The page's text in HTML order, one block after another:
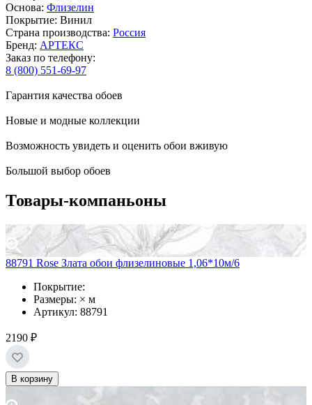
Основа: Флизелин
Покрытие: Винил
Страна производства: Россия
Бренд: АРТЕКС
Заказ по телефону:
8 (800) 551-69-97
Гарантия качества обоев
Новые и модные коллекции
Возможность увидеть и оценить обои вживую
Большой выбор обоев
Товары-компаньоны
88791 Rose Злата обои флизелиновые 1,06*10м/6
Покрытие:
Размеры: × м
Артикул: 88791
2190 ₽
В корзину